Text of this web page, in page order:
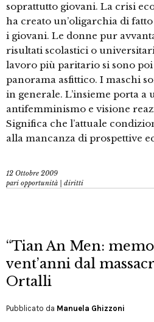
soprattutto giovani. La crisi
ha creato un’oligarchia di
i giovani. Le donne pur
risultati scolastici o
lavoro più paritario si sono
panorama asfittico. I maschi
in generale. L’insieme porta a
antifemminismo e visione
Significa che l’attuale
alla mancanza di prospettive
12 Ottobre 2009
pari opportunità | diritti
“Tian An Men:
vent’anni dal
Ortalli
Pubblicato da Manuela Ghizzoni